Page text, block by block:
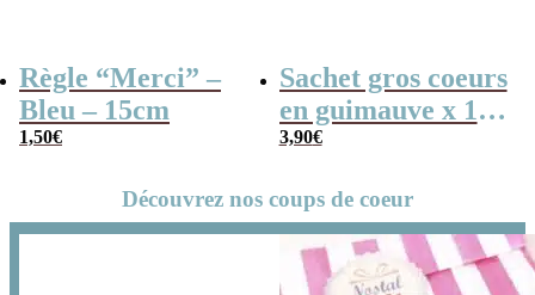
Règle “Merci” –
Bleu – 15cm
1,50€
Sachet gros coeurs
en guimauve x 15
“Merci pour cette
3,90€
Découvrez nos coups de coeur